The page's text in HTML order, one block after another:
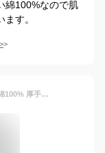
綿100%なので肌
す。
>
パジャマ ボーイズ ガールズ 男の子 女の子 綿100% 厚手ネル素材 柔らかい 快適 上下セット 長袖 シンプル 無地 秋 冬 モカ 通気性 160サイズ